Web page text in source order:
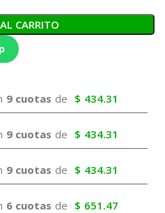
CARRITO
9 cuotas de $ 434.31
9 cuotas de $ 434.31
9 cuotas de $ 434.31
6 cuotas de $ 651.47